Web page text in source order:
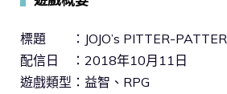
標題 ：JOJO’s PITTER-
配信日 ：2018年10月11日
遊戲類型：益智、RPG